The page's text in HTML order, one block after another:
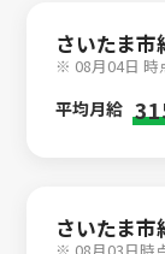
さいたま
※ 08月04日 時
平均月給
さいたま